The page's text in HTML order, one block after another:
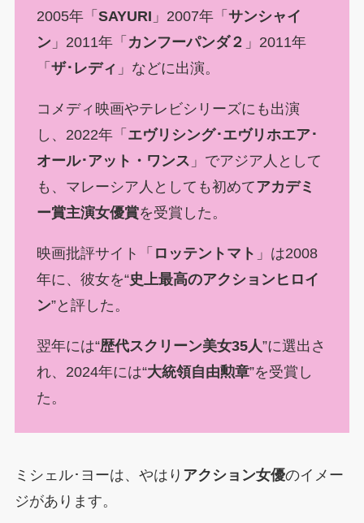
2005年「 SAYURI 」2007年「 サンシャイ
ン 」2011年「 カンフーパンダ２ 」2011年
「 ザ･レディ 」などに出演。
コメディ映画やテレビシリーズにも出演
し、2022年「 エヴリシング･エヴリホエア･
オール･アット・ワンス 」でアジア人として
も、マレーシア人としても初めてアカデミ
ー賞主演女優賞を受賞した。
映画批評サイト「 ロッテントマト 」は2008
年に、彼女を“史上最高のアクションヒロイ
ン”と評した。
翌年には“歴代スクリーン美女35人”に選出さ
れ、2024年には“大統領自由勲章”を受賞し
た。
ミシェル･ヨーは、やはり アクション女優のイメー
ジがあります。